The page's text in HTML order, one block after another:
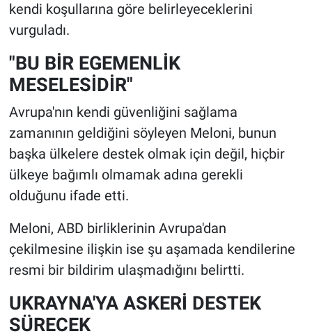
kendi koşullarına göre belirleyeceklerini
vurguladı.
"BU BİR EGEMENLİK
MESELESİDİR"
Avrupa'nın kendi güvenliğini sağlama
zamanının geldiğini söyleyen Meloni, bunun
başka ülkelere destek olmak için değil, hiçbir
ülkeye bağımlı olmamak adına gerekli
olduğunu ifade etti.
Meloni, ABD birliklerinin Avrupa'dan
çekilmesine ilişkin ise şu aşamada kendilerine
resmi bir bildirim ulaşmadığını belirtti.
UKRAYNA'YA ASKERİ DESTEK
SÜRECEK